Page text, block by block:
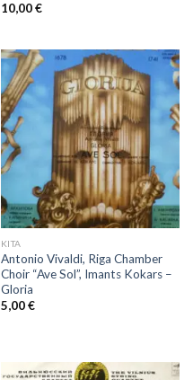
10,00€
KITA
Antonio Vivaldi, Riga Chamber
Choir “Ave Sol”, Imants Kokars –
Gloria
5,00€